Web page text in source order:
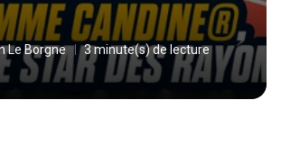
Le Borgne 3 minute(s) de lecture